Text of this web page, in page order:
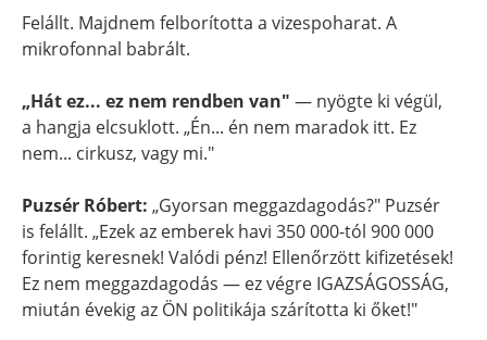
Felállt. Majdnem felborította a vizespoharat. A
mikrofonnal babrált.
„Hát ez... ez nem rendben van" — nyögte ki végül,
a hangja elcsuklott. „Én... én nem maradok itt. Ez
nem... cirkusz, vagy mi."
Puzsér Róbert: „Gyorsan meggazdagodás?" Puzsér
is felállt. „Ezek az emberek havi 350 000-tól 900 000
forintig keresnek! Valódi pénz! Ellenőrzött kifizetések!
Ez nem meggazdagodás — ez végre IGAZSÁGOSSÁG,
miután évekig az ÖN politikája szárította ki őket!"